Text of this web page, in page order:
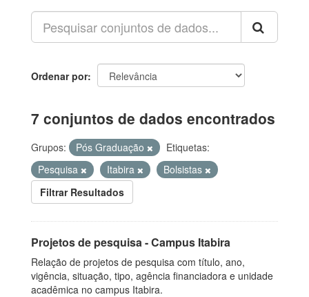
Ordenar por
7 conjuntos de dados encontrados
Grupos: Pós Graduação
Etiquetas:
Pesquisa
Itabira
Bolsistas
Filtrar Resultados
Projetos de pesquisa - Campus Itabira
Relação de projetos de pesquisa com título, ano,
vigência, situação, tipo, agência financiadora e unidade
acadêmica no campus Itabira.